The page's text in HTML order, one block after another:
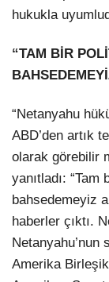
hukukla
“TAM BİR
“Netanyahu
ABD’den artık
olarak görebilir
yanıtladı:
bahsedemeyiz
haberler çıktı.
Netanyahu’nun
Amerika